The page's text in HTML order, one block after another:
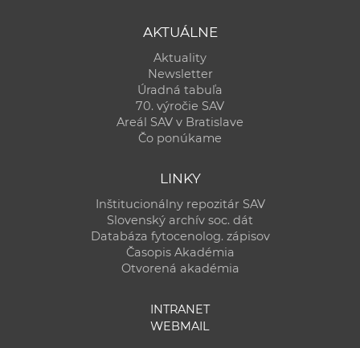
AKTUÁLNE
Aktuality
Newsletter
Úradná tabuľa
70. výročie SAV
Areál SAV v Bratislave
Čo ponúkame
LINKY
Inštitucionálny repozitár SAV
Slovenský archív soc. dát
Databáza fytocenolog. zápisov
Časopis Akadémia
Otvorená akadémia
INTRANET
WEBMAIL